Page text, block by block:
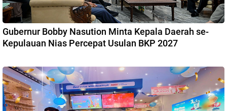
Gubernur Bobby Nasution Minta Kepala Daerah se-
Kepulauan Nias Percepat Usulan BKP 2027